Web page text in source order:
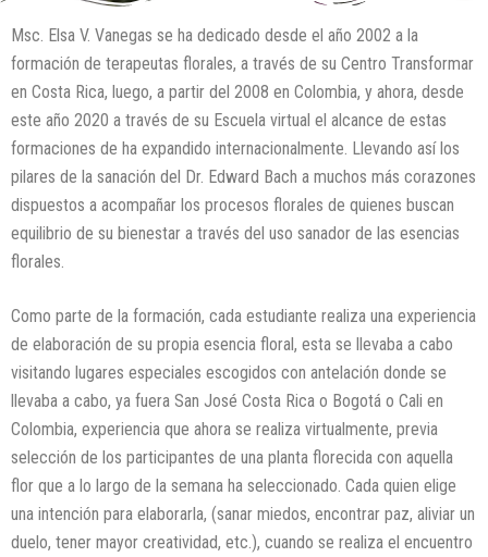
Msc. Elsa V. Vanegas se ha dedicado desde el año 2002 a la
formación de terapeutas florales, a través de su Centro Transformar
en Costa Rica, luego, a partir del 2008 en Colombia, y ahora, desde
este año 2020 a través de su Escuela virtual el alcance de estas
formaciones de ha expandido internacionalmente. Llevando así los
pilares de la sanación del Dr. Edward Bach a muchos más corazones
dispuestos a acompañar los procesos florales de quienes buscan
equilibrio de su bienestar a través del uso sanador de las esencias
florales.
Como parte de la formación, cada estudiante realiza una experiencia
de elaboración de su propia esencia floral, esta se llevaba a cabo
visitando lugares especiales escogidos con antelación donde se
llevaba a cabo, ya fuera San José Costa Rica o Bogotá o Cali en
Colombia, experiencia que ahora se realiza virtualmente, previa
selección de los participantes de una planta florecida con aquella
flor que a lo largo de la semana ha seleccionado. Cada quien elige
una intención para elaborarla, (sanar miedos, encontrar paz, aliviar un
duelo, tener mayor creatividad, etc.), cuando se realiza el encuentro